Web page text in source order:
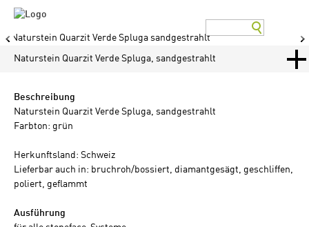
sandgestrahlt
Naturstein Quarzit Verde Spluga, sandgestrahlt
Beschreibung
Naturstein Quarzit Verde Spluga, sandgestrahlt
Farbton: grün
Herkunftsland: Schweiz
Lieferbar auch in: bruchroh/bossiert, diamantgesägt, geschliffen,
poliert, geflammt
Ausführung